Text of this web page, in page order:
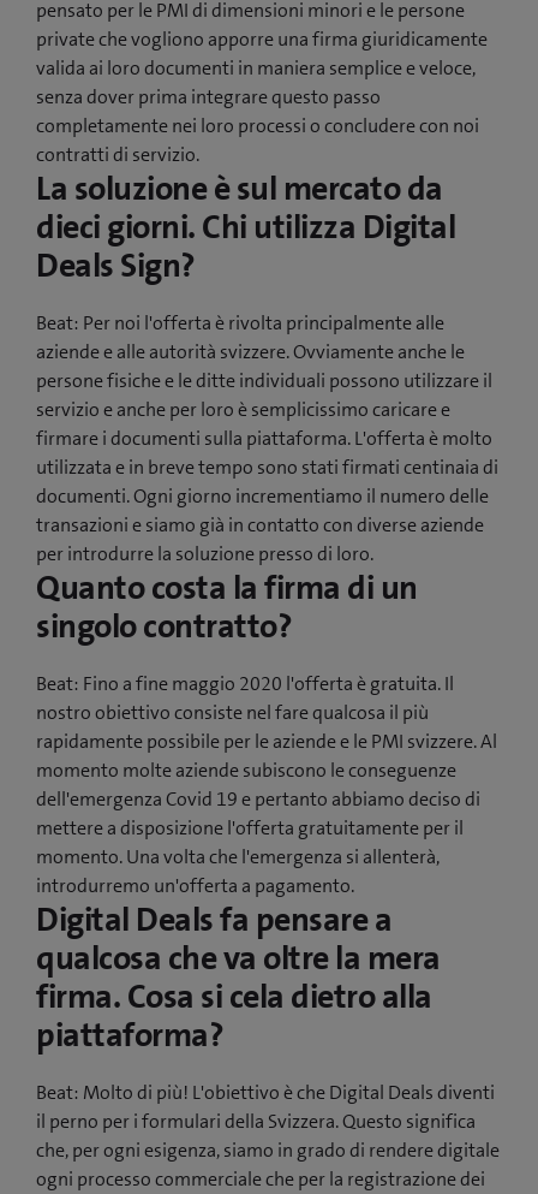
pensato per le PMI di dimensioni minori e le persone
private che vogliono apporre una firma giuridicamente
valida ai loro documenti in maniera semplice e veloce,
senza dover prima integrare questo passo
completamente nei loro processi o concludere con noi
contratti di servizio.
La soluzione è sul mercato da
dieci giorni. Chi utilizza Digital
Deals Sign?
Beat: Per noi l'offerta è rivolta principalmente alle
aziende e alle autorità svizzere. Ovviamente anche le
persone fisiche e le ditte individuali possono utilizzare il
servizio e anche per loro è semplicissimo caricare e
firmare i documenti sulla piattaforma. L'offerta è molto
utilizzata e in breve tempo sono stati firmati centinaia di
documenti. Ogni giorno incrementiamo il numero delle
transazioni e siamo già in contatto con diverse aziende
per introdurre la soluzione presso di loro.
Quanto costa la firma di un
singolo contratto?
Beat: Fino a fine maggio 2020 l'offerta è gratuita. Il
nostro obiettivo consiste nel fare qualcosa il più
rapidamente possibile per le aziende e le PMI svizzere. Al
momento molte aziende subiscono le conseguenze
dell'emergenza Covid 19 e pertanto abbiamo deciso di
mettere a disposizione l'offerta gratuitamente per il
momento. Una volta che l'emergenza si allenterà,
introdurremo un'offerta a pagamento.
Digital Deals fa pensare a
qualcosa che va oltre la mera
firma. Cosa si cela dietro alla
piattaforma?
Beat: Molto di più! L'obiettivo è che Digital Deals diventi
il perno per i formulari della Svizzera. Questo significa
che, per ogni esigenza, siamo in grado di rendere digitale
ogni processo commerciale che per la registrazione dei